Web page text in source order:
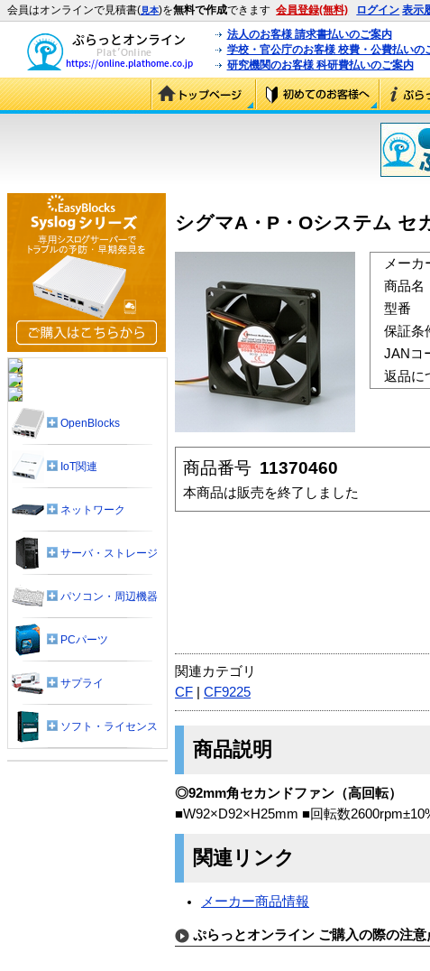
会員はオンラインで見積書(見本)を無料で作成できます 会員登録(無料) ログイン 表示
法人のお客様 請求書払いのご案内
学校・官公庁のお客様 校費・公費払いの
研究機関のお客様 科研費払いのご案内
シグマA・P・Oシステム セ
メーカ
商品名
型番
保証条
JANコ
返品に
商品番号 11370460
本商品は販売を終了しました
関連カテゴリ
CF
CF9225
商品説明
◎92mm角セカンドファン（高回転）
■W92×D92×H25mm ■回転数
関連リンク
メーカー商品情報
ぷらっとオンライン ご購入の際の注意
OpenBlocks
IoT関連
ネットワーク
サーバ・ストレージ
パソコン・周辺機器
PCパーツ
サプライ
ソフト・ライセンス